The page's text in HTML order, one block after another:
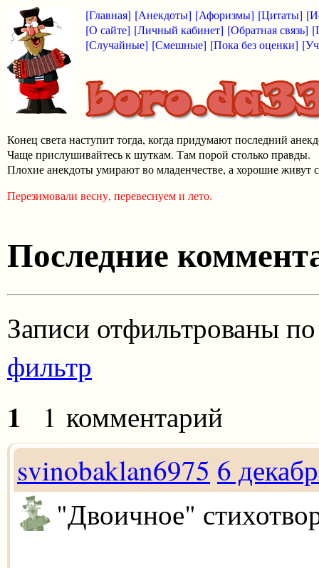
[Главная] [Анекдоты] [Афоризмы] [Цитаты]
[О сайте] [Личный кабинет] [Обратная связь]
[Случайные] [Смешные] [Пока без оценки]
Конец света наступит тогда, когда придумают последний
Чаще прислушивайтесь к шуткам. Там порой столько правды.
Плохие анекдоты умирают во младенчестве, а хорошие живут
Перезимовали весну, перевеснуем и лето.
Последние
Записи отфильтрованы
фильтр
1
1 комментарий
svinobaklan6975 6
"Двоичное"